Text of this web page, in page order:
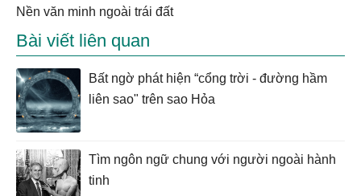
nền văn minh ngoài trái đất
Bài viết liên quan
Bất ngờ phát hiện “cổng trời - đường hầm
liên sao" trên sao Hỏa
Tìm ngôn ngữ chung với người ngoài hành
tinh